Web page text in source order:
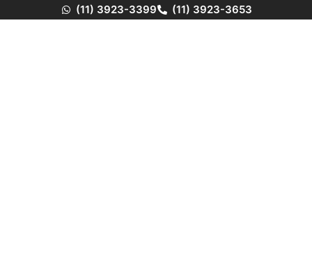
(11) 3923-3399 (11) 3923-3653